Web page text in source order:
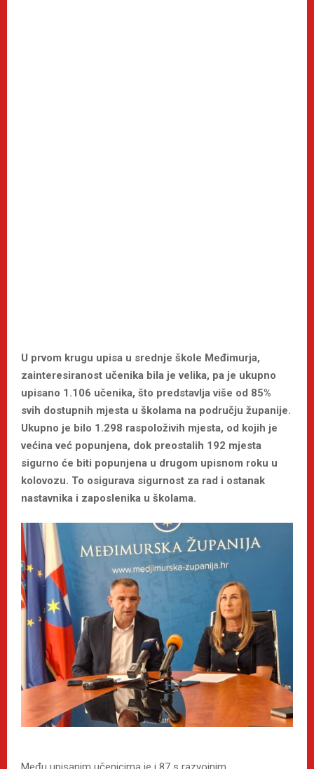
U prvom krugu upisa u srednje škole Međimurja,
zainteresiranost učenika bila je velika, pa je ukupno
upisano 1.106 učenika, što predstavlja više od 85%
svih dostupnih mjesta u školama na području županije.
Ukupno je bilo 1.298 raspoloživih mjesta, od kojih je
većina već popunjena, dok preostalih 192 mjesta
sigurno će biti popunjena u drugom upisnom roku u
kolovozu. To osigurava sigurnost za rad i ostanak
nastavnika i zaposlenika u školama.